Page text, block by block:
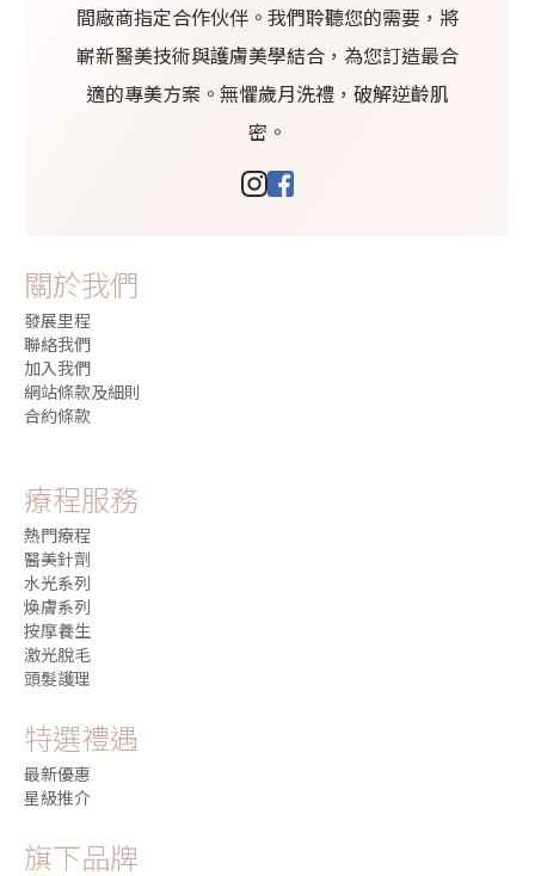
間廠商指定合作伙伴。我們聆聽您的需要，將
嶄新醫美技術與護膚美學結合，為您訂造最合
適的專美方案。無懼歲月洗禮，破解逆齡肌
密。
關於我們
發展里程
聯絡我們
加入我們
網站條款及細則
合約條款
療程服務
熱門療程
醫美針劑
水光系列
煥膚系列
按摩養生
激光脫毛
頭髮護理
特選禮遇
最新優惠
星級推介
旗下品牌